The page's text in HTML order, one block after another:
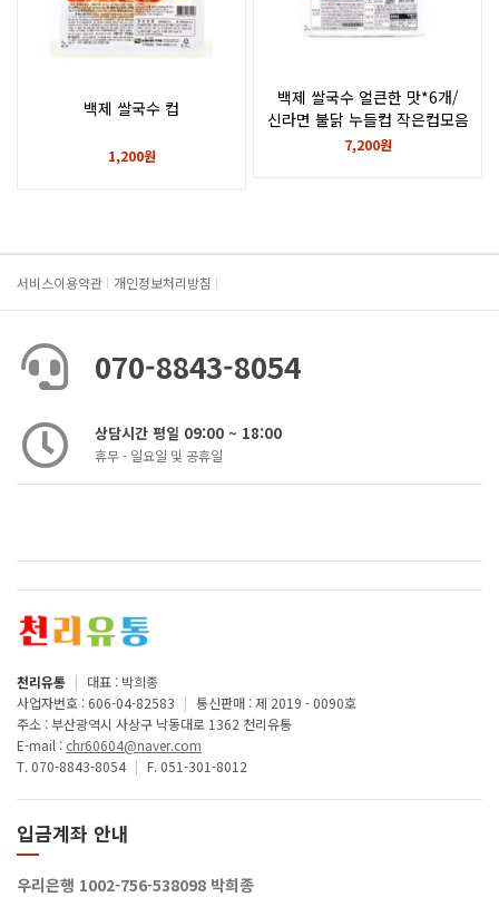
백제 쌀국수 컵
1,200원
백제 쌀국수 얼큰한 맛*6개/
신라면 불닭 누들컵 작은컵모음
7,200원
서비스이용약관 개인정보처리방침
070-8843-8054
상담시간 평일 09:00 ~ 18:00
휴무 - 일요일 및 공휴일
천리유통 | 대표 : 박희종
사업자번호 : 606-04-82583 | 통신판매 : 제 2019 - 0090호
주소 : 부산광역시 사상구 낙동대로 1362 천리유통
E-mail : chr60604@naver.com
T. 070-8843-8054 | F. 051-301-8012
입금계좌 안내
우리은행 1002-756-538098 박희종